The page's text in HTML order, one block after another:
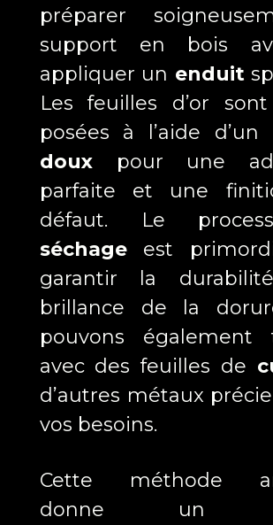
préparer
support en bois
appliquer un enduit
Les feuilles d’or
posées à l’aide d’un
douxpour une
parfaite et une
défaut. Le
séchageest
garantir la
brillance de la
pouvons également
avec des feuilles de
d’autres métaux
vos besoins.
Cette méthode
donne un